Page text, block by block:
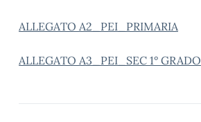
ALLEGATO A2_PEI_PRIMARIA
ALLEGATO A3_PEI_SEC 1° GRADO